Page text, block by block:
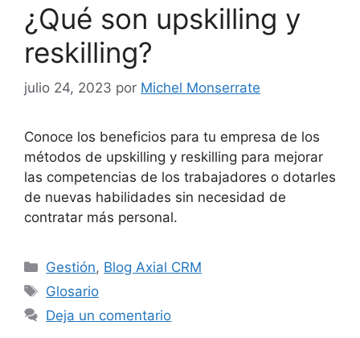
¿Qué son upskilling y
reskilling?
julio 24, 2023 por Michel Monserrate
Conoce los beneficios para tu empresa de los
métodos de upskilling y reskilling para mejorar
las competencias de los trabajadores o dotarles
de nuevas habilidades sin necesidad de
contratar más personal.
Categorías
Gestión, Blog Axial CRM
Etiquetas
Glosario
Deja un comentario